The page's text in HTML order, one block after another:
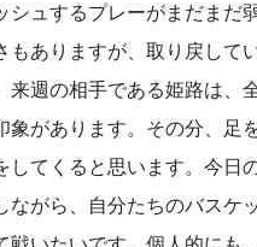
シュするプレーがまだまだ
もありますが、取り戻して
来週の相手である姫路は、
象があります。その分、足
してくると思います。今日
ながら、自分たちのバスケ